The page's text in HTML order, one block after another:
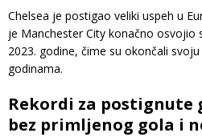
Chelsea je postigao veliki uspeh u
je Manchester City konačno osvojio
2023. godine, čime su okončali
godinama.
Rekordi za postignute
bez primljenog gola i